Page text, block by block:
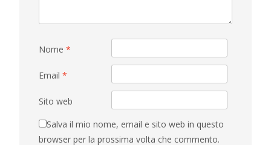
Nome *
Email *
Sito web
Salva il mio nome, email e sito web in questo
browser per la prossima volta che commento.